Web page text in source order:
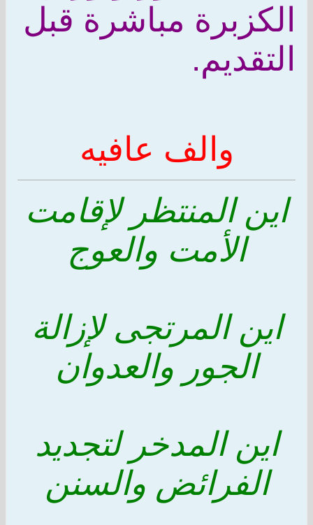
الكزبرة مباشرة قبل
التقديم.
والف عافيه
اين المنتظر لإقامت
الأمت والعوج
اين المرتجى لإزالة
الجور والعدوان
اين المدخر لتجديد
الفرائض والسنن